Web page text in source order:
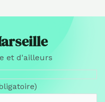
et d'ailleurs